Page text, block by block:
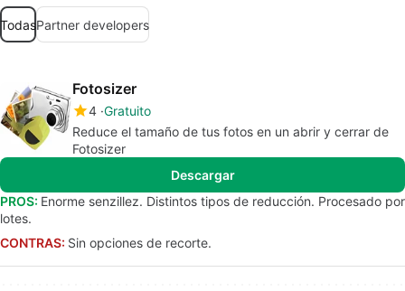
TodasPartner developers
Fotosizer
4 Gratuito
Reduce el tamaño de tus fotos en un abrir y cerrar de
Fotosizer
Descargar
PROS: Enorme senzillez. Distintos tipos de reducción. Procesado por
lotes.
CONTRAS: Sin opciones de recorte.